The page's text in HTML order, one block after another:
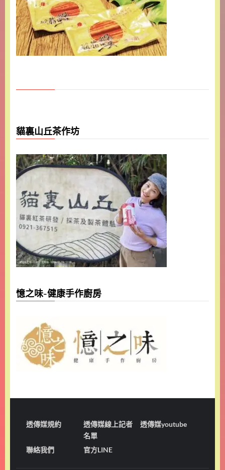
貓裏山丘茶作坊
憶之味-健康手作廚房
透傳媒規約
透傳媒線上記者
名單
透傳媒youtube
聯絡我們 官方LINE